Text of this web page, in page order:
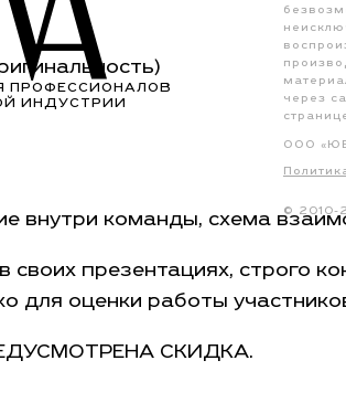
внутри команды, схема
презентациях, строго
для оценки работы
СКИДКА.
ПРОФЕССИОНАЛОВ
ИНДУСТРИИ
через
ООО
© 2010-